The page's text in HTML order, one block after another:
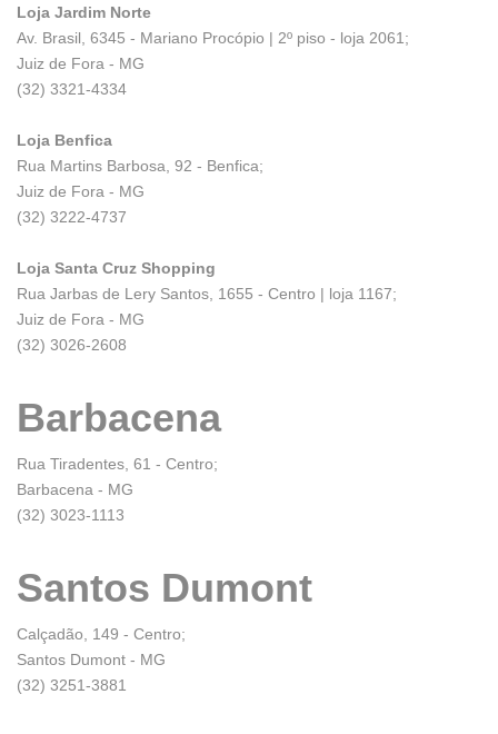
Loja Jardim Norte
Av. Brasil, 6345 - Mariano Procópio | 2º piso - loja 2061;
Juiz de Fora - MG
(32) 3321-4334
Loja Benfica
Rua Martins Barbosa, 92 - Benfica;
Juiz de Fora - MG
(32) 3222-4737
Loja Santa Cruz Shopping
Rua Jarbas de Lery Santos, 1655 - Centro | loja 1167;
Juiz de Fora - MG
(32) 3026-2608
Barbacena
Rua Tiradentes, 61 - Centro;
Barbacena - MG
(32) 3023-1113
Santos Dumont
Calçadão, 149 - Centro;
Santos Dumont - MG
(32) 3251-3881